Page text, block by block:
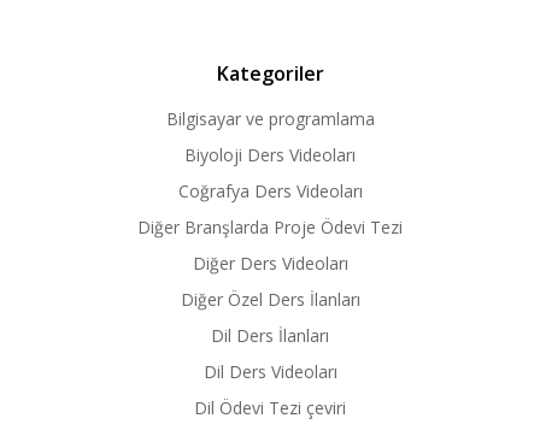
Kategoriler
Bilgisayar ve programlama
Biyoloji Ders Videoları
Coğrafya Ders Videoları
Diğer Branşlarda Proje Ödevi Tezi
Diğer Ders Videoları
Diğer Özel Ders İlanları
Dil Ders İlanları
Dil Ders Videoları
Dil Ödevi Tezi çeviri